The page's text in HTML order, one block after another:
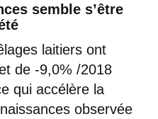
semble s’être
laitiers ont
de -9,0% /2018
qui accélère la
observée